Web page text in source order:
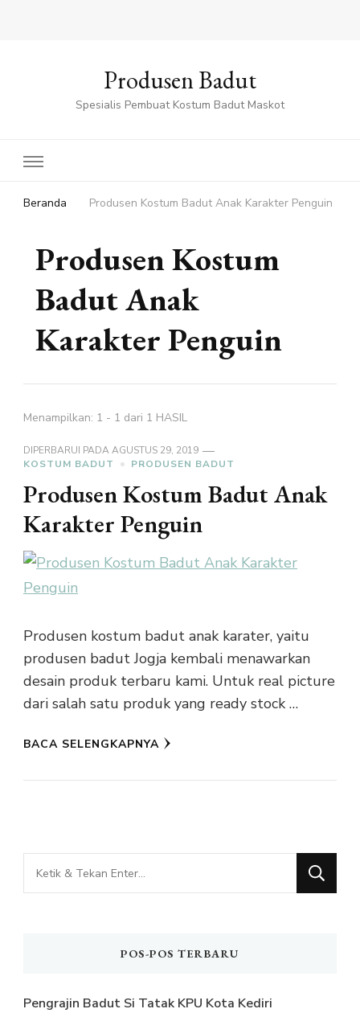
Produsen Badut
Spesialis Pembuat Kostum Badut Maskot
Beranda Produsen Kostum Badut Anak Karakter Penguin
Produsen Kostum
Badut Anak
Karakter Penguin
Menampilkan: 1 - 1 dari 1 HASIL
DIPERBARUI PADAAGUSTUS 29, 2019
KOSTUM BADUT
PRODUSEN BADUT
Produsen Kostum Badut Anak
Karakter Penguin
Produsen kostum badut anak karater, yaitu
produsen badut Jogja kembali menawarkan
desain produk terbaru kami. Untuk real picture
dari salah satu produk yang ready stock …
BACA SELENGKAPNYA
Mencari
Sesuatu?
POS-POS TERBARU
Pengrajin Badut Si Tatak KPU Kota Kediri